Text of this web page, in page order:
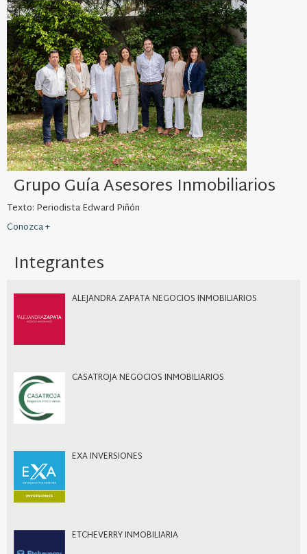
Grupo Guía Asesores Inmobiliarios
Texto: Periodista Edward Piñón
Conozca +
Integrantes
ALEJANDRA ZAPATA NEGOCIOS INMOBILIARIOS
CASATROJA NEGOCIOS INMOBILIARIOS
EXA INVERSIONES
ETCHEVERRY INMOBILIARIA